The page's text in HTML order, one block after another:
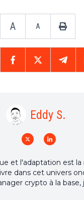
A A
Eddy S.
et l'adaptation est la
dans cet univers
crypto à la base,